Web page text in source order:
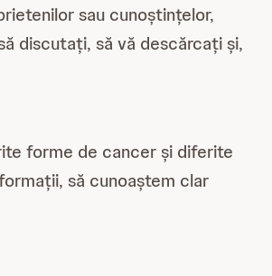
sau cunoștințelor,
discutați, să vă descărcați și,
forme de cancer și diferite
să cunoaștem clar